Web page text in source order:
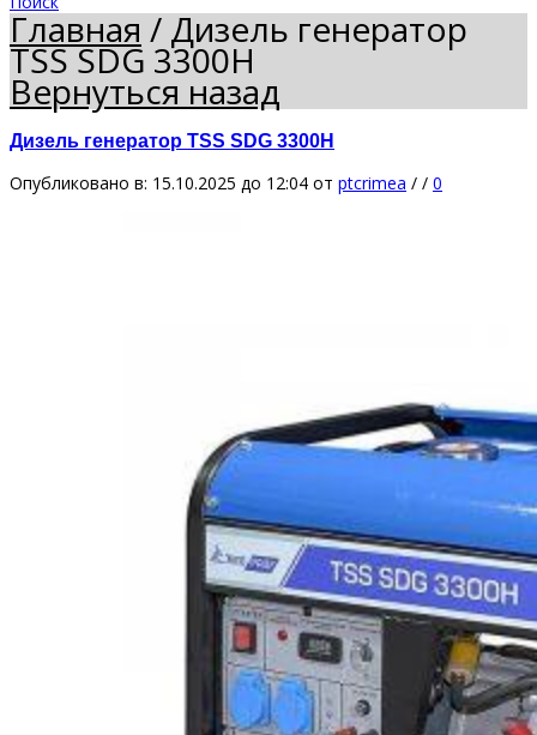
Главная/Дизель генератор
TSS SDG 3300H
Вернуться назад
Дизель генератор TSS SDG 3300H
Опубликовано в: 15.10.2025 до 12:04 от ptcrimea / / 0